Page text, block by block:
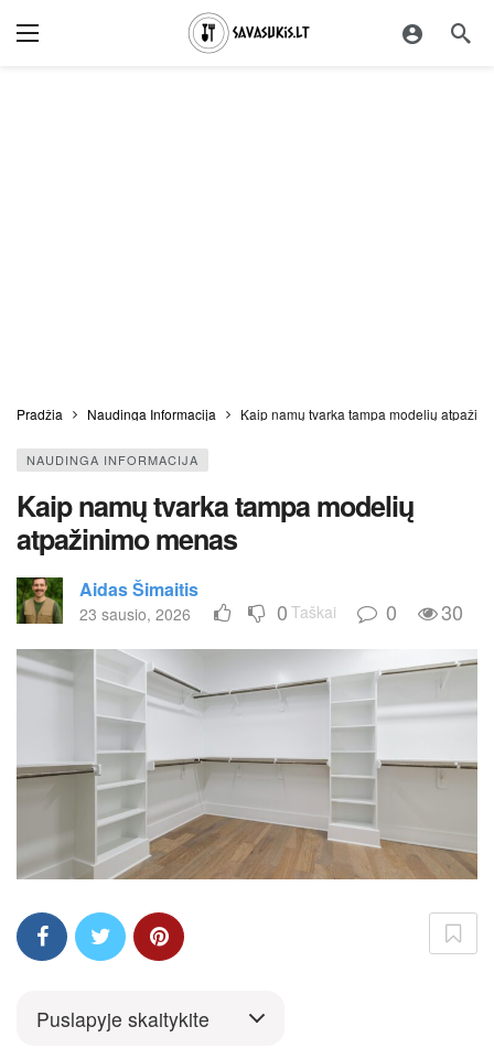
Pradžia Naudinga Informacija Kaip namų tvarka tampa modelių
NAUDINGA INFORMACIJA
Kaip namų tvarka tampa modelių
atpažinimo menas
Aidas Šimaitis
23 sausio, 2026 0 Taškai 0 30
Puslapyje skaitykite